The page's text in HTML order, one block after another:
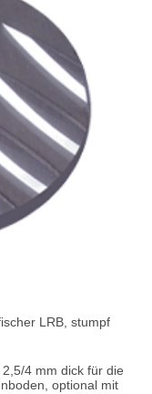
LRB, stumpf
4 mm dick für die
optional mit